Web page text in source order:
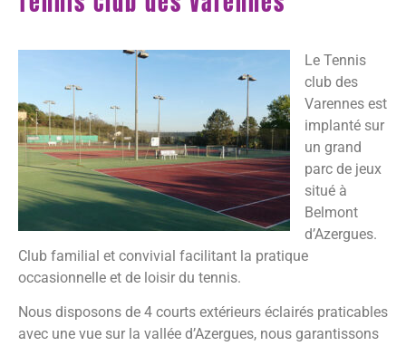
Le Tennis
club des
Varennes est
implanté sur
un grand
parc de jeux
situé à
Belmont
d’Azergues.
Club familial et convivial facilitant la pratique
occasionnelle et de loisir du tennis.
Nous disposons de 4 courts extérieurs éclairés praticables
avec une vue sur la vallée d’Azergues, nous garantissons